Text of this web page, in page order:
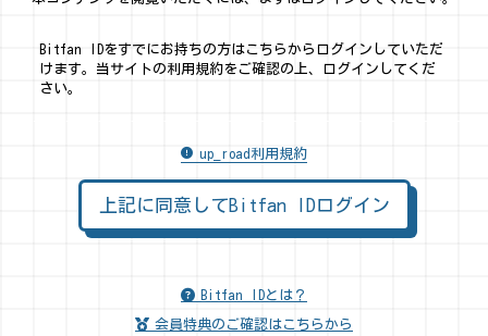
Bitfan IDをすでにお持ちの方はこちらからログインしていただ
けます。 当サイトの利用規約をご確認の上、ログインしてくだ
さい。
up_road利用規約
上記に同意してBitfan IDログイン
Bitfan IDとは？
会員特典のご確認はこちらから